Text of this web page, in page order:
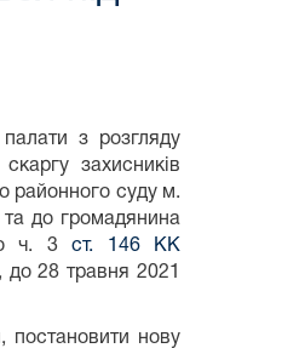
з розгляду
захисників
районного суду м.
до громадянина
ч. 3ст. 146 КК
до 28 травня 2021
постановити нову